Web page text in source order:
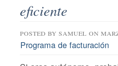
eficiente
posted by samuel on
Programa de facturación